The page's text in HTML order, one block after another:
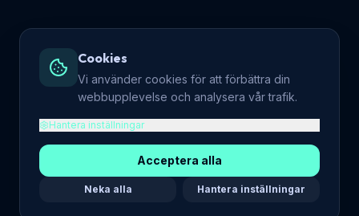
Cookies
Vi använder cookies för att förbättra din
webbupplevelse och analysera vår trafik.
Hantera inställningar
Acceptera alla
Neka alla Hantera inställningar